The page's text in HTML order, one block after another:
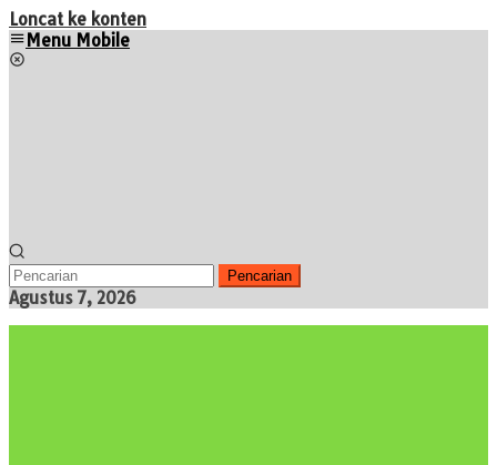
Loncat ke konten
Menu Mobile
Pencarian
Agustus 7, 2026